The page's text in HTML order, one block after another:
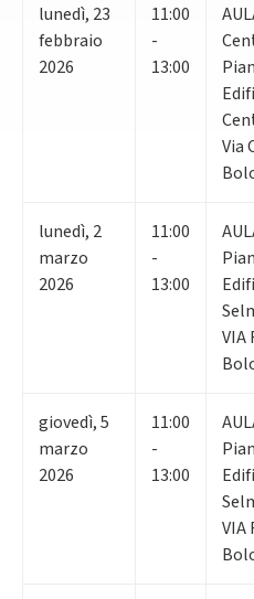
lunedì, 23
febbraio
2026
11:00
-
13:00
Via
lunedì, 2
marzo
2026
11:00
-
13:00
VIA
giovedì,5
marzo
2026
11:00
-
13:00
VIA